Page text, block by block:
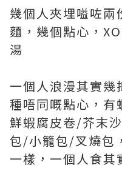
幾個人夾埋嗌咗兩
麵，幾個點心，
湯
一個人浪漫其實幾
種唔同嘅點心，
鮮蝦腐皮卷/芥末
包/小籠包/叉燒包
一樣，一個人食其